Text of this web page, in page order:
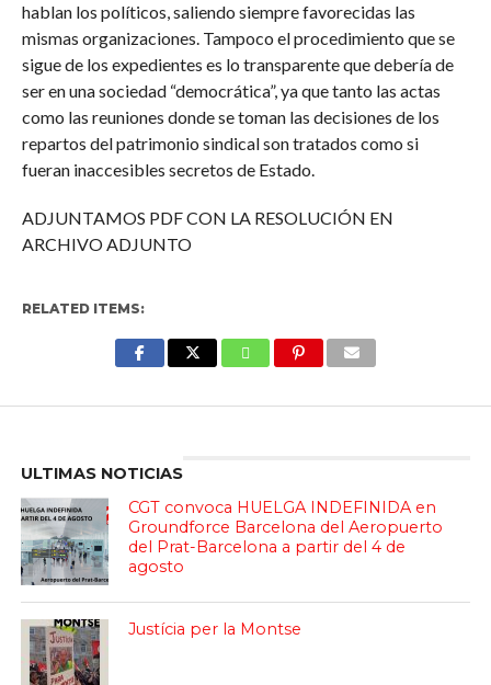
hablan los políticos, saliendo siempre favorecidas las
mismas organizaciones. Tampoco el procedimiento que se
sigue de los expedientes es lo transparente que debería de
ser en una sociedad “democrática”, ya que tanto las actas
como las reuniones donde se toman las decisiones de los
repartos del patrimonio sindical son tratados como si
fueran inaccesibles secretos de Estado.
ADJUNTAMOS PDF CON LA RESOLUCIÓN EN
ARCHIVO ADJUNTO
RELATED ITEMS:
ULTIMAS NOTICIAS
CGT convoca HUELGA INDEFINIDA en
Groundforce Barcelona del Aeropuerto
del Prat-Barcelona a partir del 4 de
agosto
Justícia per la Montse